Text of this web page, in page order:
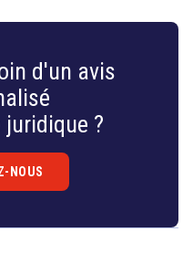
d'un avis
?
NOUS